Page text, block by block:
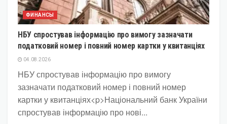
ФИНАНСЫ
НБУ спростував інформацію про вимогу зазначати
податковий номер і повний номер картки у квитанціях
04.08.2026
НБУ спростував інформацію про вимогу
зазначати податковий номер і повний номер
картки у квитанціях<p>Національний банк України
спростував інформацію про нові...